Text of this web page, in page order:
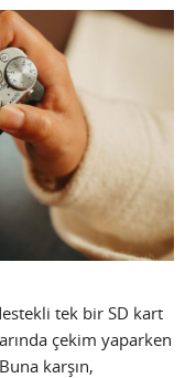
tek bir SD kart
çekim yaparken
karşın,